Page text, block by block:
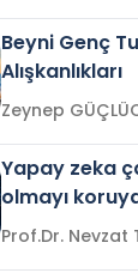
Beyni Genç
Alışkanlıkları
Zeynep
Yapay zeka
olmayı